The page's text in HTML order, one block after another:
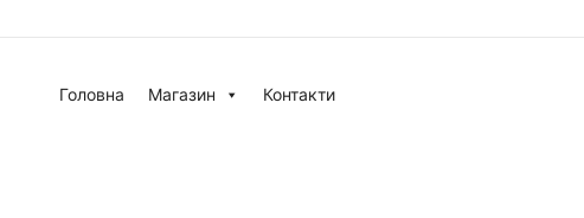
Головна Магазин Контакти